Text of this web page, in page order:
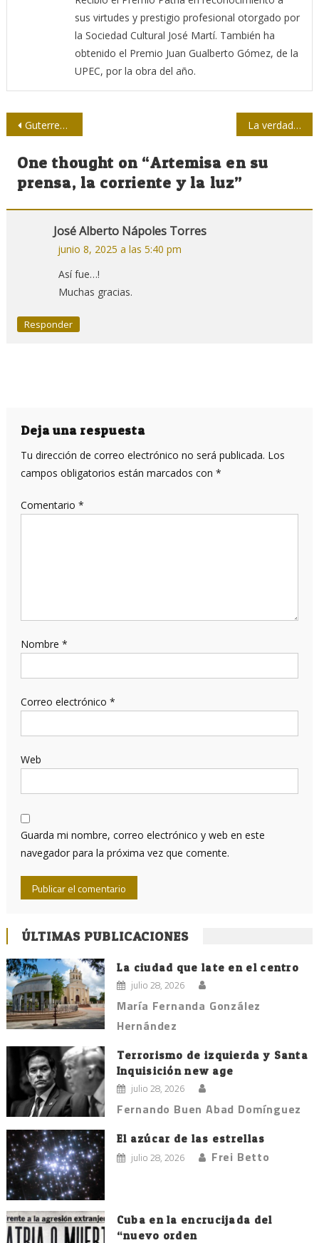
sus virtudes y prestigio profesional otorgado por
la Sociedad Cultural José Martí. También ha
obtenido el Premio Juan Gualberto Gómez, de la
UPEC, por la obra del año.
Navegación
de
entradas
Guterres urge a derribar muros de financiación climática en COP29 La verdadera historia del genio jamaicano que siguió los pasos de Newton
One thought on “Artemisa en su
prensa, la corriente y la luz”
José Alberto Nápoles Torres
junio 8, 2025 a las 5:40 pm
Así fue…!
Muchas gracias.
Responder
Deja una respuesta
Tu dirección de correo electrónico no será publicada. Los
campos obligatorios están marcados con *
Comentario *
Nombre *
Correo electrónico *
Web
Guarda mi nombre, correo electrónico y web en este
navegador para la próxima vez que comente.
ÚLTIMAS PUBLICACIONES
La ciudad que late en el centro
julio 28, 2026
María Fernanda González
Hernández
Terrorismo de izquierda y Santa
Inquisición new age
julio 28, 2026
Fernando Buen Abad Domínguez
El azúcar de las estrellas
julio 28, 2026 Frei Betto
Cuba en la encrucijada del
“nuevo orden